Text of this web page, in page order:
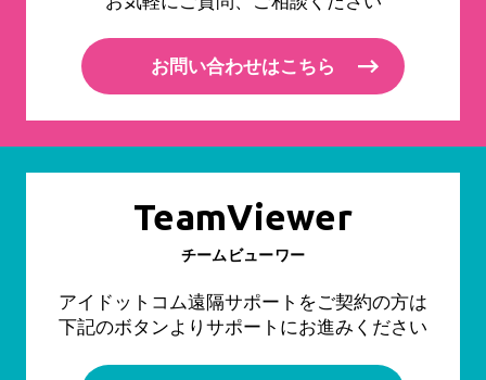
お問い合わせはこちら
TeamViewer
チームビューワー
アイドットコム遠隔サポートをご契約の方は
下記のボタンよりサポートにお進みください